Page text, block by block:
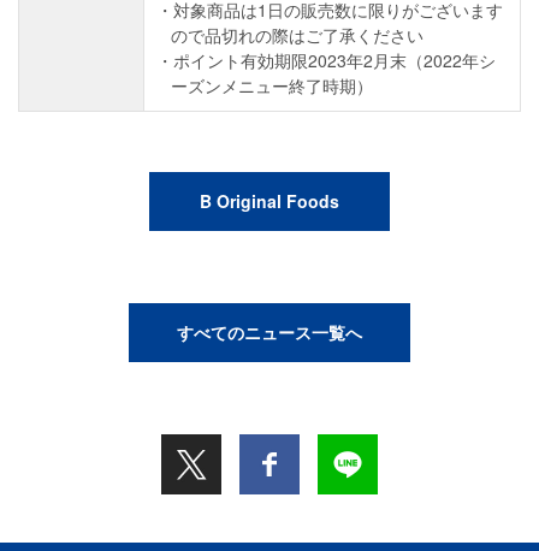
対象商品は1日の販売数に限りがございます
ので品切れの際はご了承ください
ポイント有効期限2023年2月末（2022年シ
ーズンメニュー終了時期）
B Original Foods
すべてのニュース一覧へ